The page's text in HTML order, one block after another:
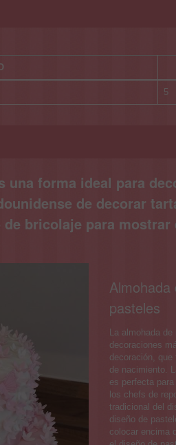
5
una forma ideal para
de decorar
bricolaje para
pasteles
La almohada
decoraciones
decoración,
de nacimiento.
es perfecta
los chefs de
tradicional del
diseño de
colocar encima